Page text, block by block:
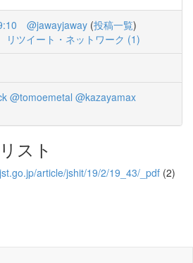
@jawayjaway (投稿一覧)
リツイート・ネットワーク (1)
@tomoemetal @kazayamax
スト
article/jshit/19/2/19_43/_pdf (2)